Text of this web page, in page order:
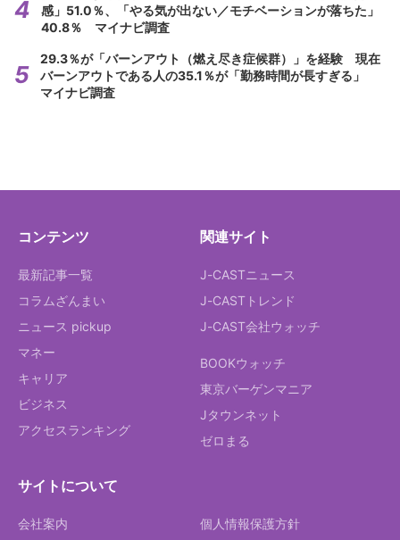
感」51.0％、「やる気が出ない／モチベーションが落ちた」
40.8％ マイナビ調査
29.3％が「バーンアウト（燃え尽き症候群）」を経験 現在
バーンアウトである人の35.1％が「勤務時間が長すぎる」
マイナビ調査
コンテンツ
最新記事一覧
コラムざんまい
ニュース pickup
マネー
キャリア
ビジネス
アクセスランキング
関連サイト
J-CASTニュース
J-CASTトレンド
J-CAST会社ウォッチ
BOOKウォッチ
東京バーゲンマニア
Jタウンネット
ゼロまる
サイトについて
会社案内 個人情報保護方針